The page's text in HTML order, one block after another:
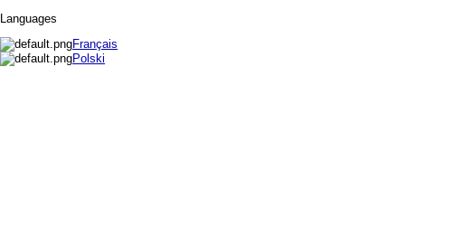
Languages
Français
Polski